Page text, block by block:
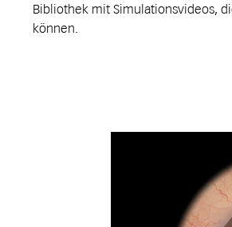
Bibliothek mit Simulationsvideos,
können.